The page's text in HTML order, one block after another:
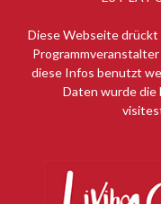
Diese Webseite drückt
diese Infos benutzt
Daten wurde die